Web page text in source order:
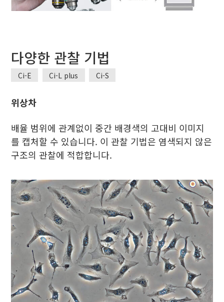
다양한 관찰 기법
Ci-E Ci-L plus Ci-S
위상차
배율 범위에 관계없이 중간 배경색의 고대비 이미지
를 캡처할 수 있습니다. 이 관찰 기법은 염색되지 않은
구조의 관찰에 적합합니다.